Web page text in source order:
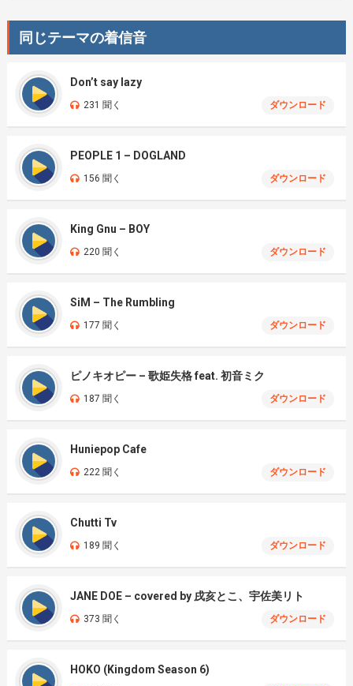
同じテーマの着信音
Don’t say lazy
231 聞く ダウンロード
PEOPLE 1 – DOGLAND
156 聞く ダウンロード
King Gnu – BOY
220 聞く ダウンロード
SiM – The Rumbling
177 聞く ダウンロード
ピノキオピー – 歌姫失格 feat. 初音ミク
187 聞く ダウンロード
Huniepop Cafe
222 聞く ダウンロード
Chutti Tv
189 聞く ダウンロード
JANE DOE – covered by 戌亥とこ、宇佐美リト
373 聞く ダウンロード
HOKO (Kingdom Season 6)